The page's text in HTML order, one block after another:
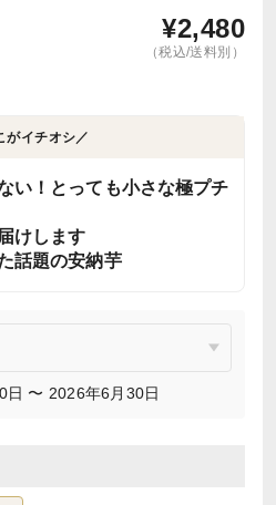
¥2,480
（税込/送料別）
がイチオシ／
い！とっても小さな極プチ
けします
話題の安納芋
日 〜 2026年6月30日